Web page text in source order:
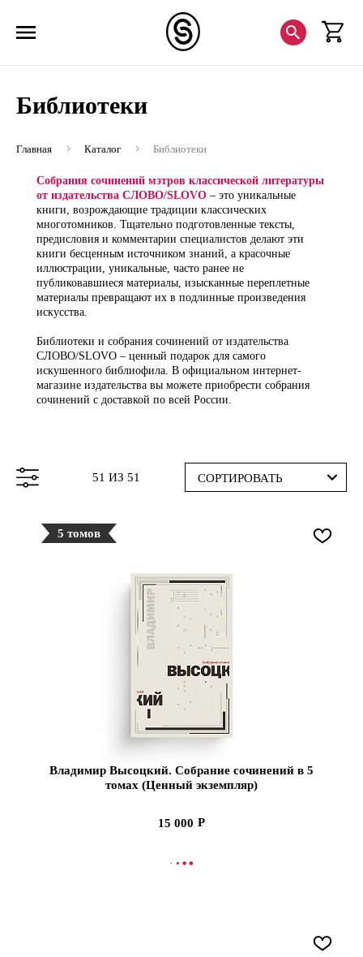
Библиотеки
Главная Каталог Библиотеки
Собрания сочинений мэтров классической литературы
от издательства СЛОВО/SLOVO – это уникальные
книги, возрождающие традиции классических
многотомников. Тщательно подготовленные тексты,
предисловия и комментарии специалистов делают эти
книги бесценным источником знаний, а красочные
иллюстрации, уникальные, часто ранее не
публиковавшиеся материалы, изысканные переплетные
материалы превращают их в подлинные произведения
искусства.
Библиотеки и собрания сочинений от издательства
СЛОВО/SLOVO – ценный подарок для самого
искушенного библиофила. В официальном интернет-
магазине издательства вы можете приобрести собрания
сочинений с доставкой по всей России.
51 ИЗ 51 СОРТИРОВАТЬ
5 томов
Владимир Высоцкий. Собрание сочинений в 5
томах (Ценный экземпляр)
15 000
СООБЩИТЬ О ПОСТУПЛЕНИИ